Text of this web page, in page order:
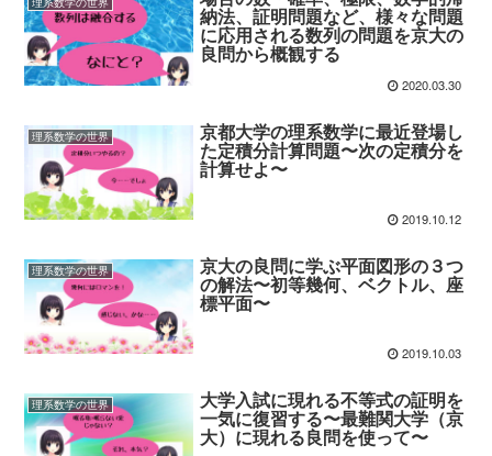
納法、証明問題など、様々な問題
に応用される数列の問題を京大の
良問から概観する
2020.03.30
理系数学の世界 京都大学の理系数学に最近登場し
た定積分計算問題〜次の定積分を
計算せよ〜
2019.10.12
理系数学の世界 京大の良問に学ぶ平面図形の３つ
の解法〜初等幾何、ベクトル、座
標平面〜
2019.10.03
理系数学の世界 大学入試に現れる不等式の証明を
一気に復習する〜最難関大学（京
大）に現れる良問を使って〜